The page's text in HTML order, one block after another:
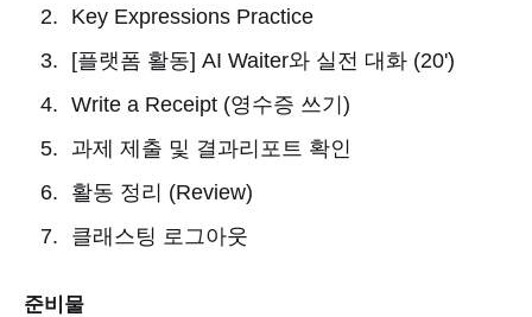
Key Expressions Practice
[플랫폼 활동] AI Waiter와 실전 대화 (20')
Write a Receipt (영수증 쓰기)
과제 제출 및 결과리포트 확인
활동 정리 (Review)
클래스팅 로그아웃
준비물